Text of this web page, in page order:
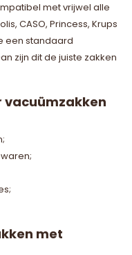
met vrijwel alle
CASO, Princess, Krups
een standaard
zijn dit de juiste zakken
met